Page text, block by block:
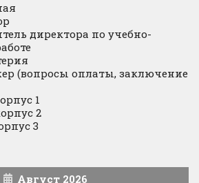
директора по учебно-
(вопросы оплаты, заключение
1
2
3
Август 2026